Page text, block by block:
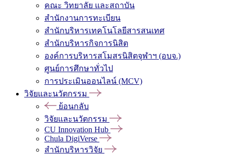
คณะ วิทยาลัย และสถาบัน
สำนักงานการทะเบียน
สำนักบริหารเทคโนโลยีสารสนเทศ
สำนักบริหารกิจการนิสิต
องค์การบริหารสโมสรนิสิตจุฬาฯ (อบจ.)
ศูนย์การศึกษาทั่วไป
การประเมินออนไลน์ (MCV)
วิจัยและนวัตกรรม
ย้อนกลับ
วิจัยและนวัตกรรม
CU Innovation Hub
Chula DigiVerse
สำนักบริหารวิจัย